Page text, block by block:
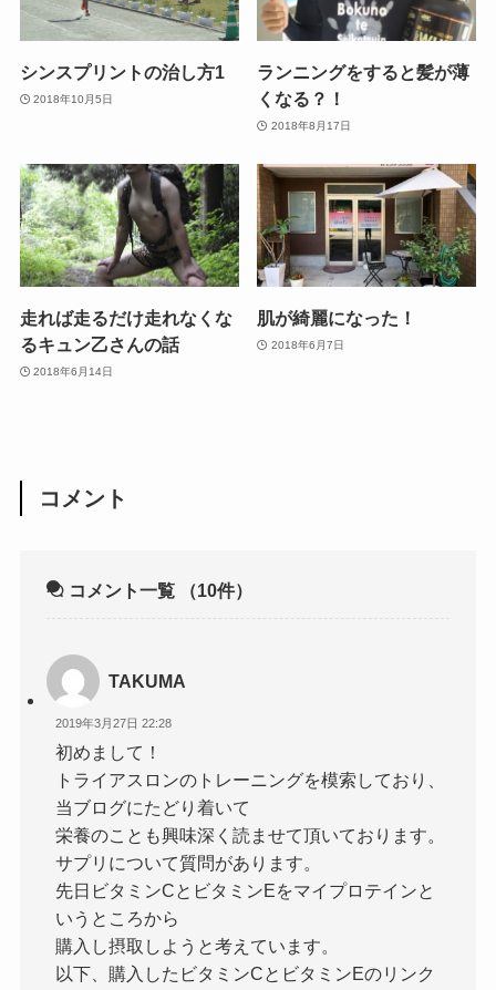
シンスプリントの治し方1
2018年10月5日
ランニングをすると髪が薄
くなる？！
2018年8月17日
走れば走るだけ走れなくな
るキュン乙さんの話
2018年6月14日
肌が綺麗になった！
2018年6月7日
コメント
コメント一覧 （10件）
TAKUMA
2019年3月27日 22:28
初めまして！
トライアスロンのトレーニングを模索しており、
当ブログにたどり着いて
栄養のことも興味深く読ませて頂いております。
サプリについて質問があります。
先日ビタミンCとビタミンEをマイプロテインと
いうところから
購入し摂取しようと考えています。
以下、購入したビタミンCとビタミンEのリンク